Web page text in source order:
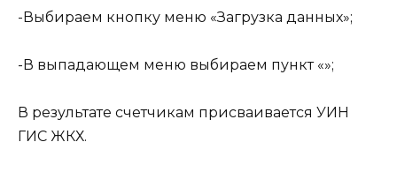
-Выбираем кнопку меню «Загрузка данных»;
-В выпадающем меню выбираем пункт «»;
В результате счетчикам присваивается УИН
ГИС ЖКХ.